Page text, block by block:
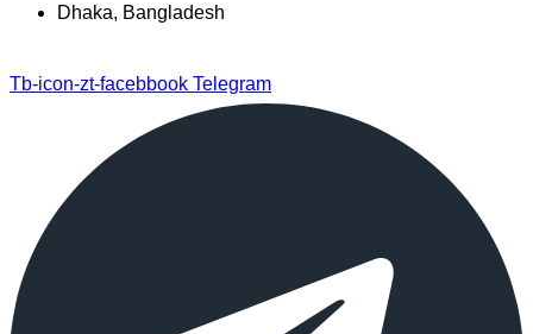
Dhaka, Bangladesh
Tb-icon-zt-facebbook Telegram